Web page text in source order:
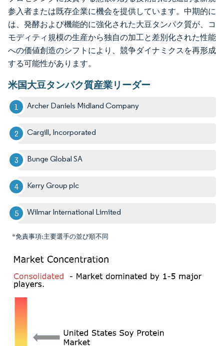
参入者または既存企業に機会を提供しています。中期的に
は、発酵および機能的に強化された大豆タンパク質が、コ
モディティ規模の生産から独自の加工と差別化された性能
への価値創造のシフトにより、競争ダイナミクスを再形成
する可能性があります。
米国大豆タンパク質産業リーダー
Archer Daniels Midland Company
Cargill, Incorporated
Bunge Global SA
Kerry Group plc
Wilmar International Limited
*免責事項:主要選手の並び順不同